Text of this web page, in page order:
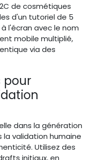
de cosmétiques
d'un tutoriel de 5
l'écran avec le nom
mobile multiplié,
via des
pour
dans la génération
la validation humaine
Utilisez des
initiaux, en